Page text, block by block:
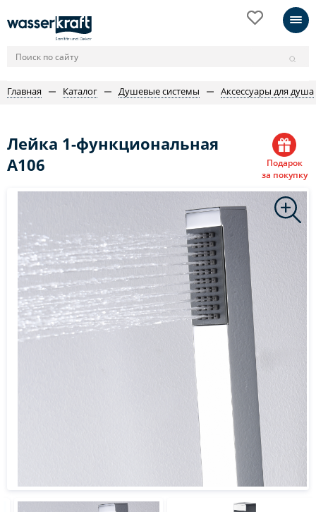
Главная Каталог Душевые системы Аксессуары для душа
Лейка 1-функциональная
A106
Подарок
за покупку